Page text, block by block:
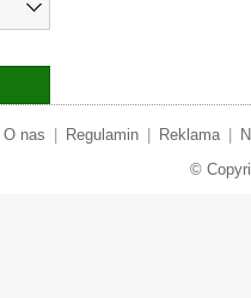
O nas Regulamin Reklama
©